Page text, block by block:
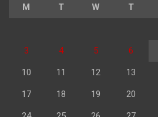
M T W T
3 4 5 6
10 11 12 13
17 18 19 20